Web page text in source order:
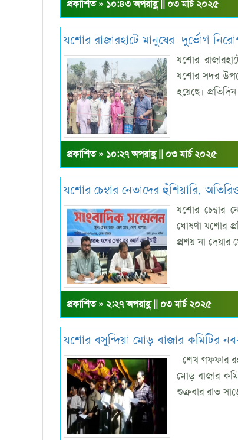
প্রকাশিত » ১০:৪৩ অপরাহ্ণ || ০৩ মার্চ ২০২৫
যশোর রাজারহাটে মানুষের দুর্ভোগ
যশোর
যশোর সদর
হয়েছে।
প্রকাশিত » ১০:২৭ অপরাহ্ণ || ০৩ মার্চ ২০২৫
যশোর চেম্বার নেতাদের হুঁশিয়ারি,
যশোর চেম্বার
ঘোষণা যশোর
প্রশয় না
প্রকাশিত » ২:২৭ অপরাহ্ণ || ০৩ মার্চ ২০২৫
যশোর বসুন্দিয়া মোড় বাজার কমিটির
শেখ গফ্ফার
মোড় বাজার
শুক্রবার রাত